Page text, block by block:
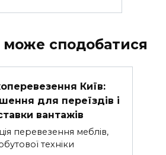
сподобатися
Київ:
для переїздів і
вантажів
перевезення меблів,
техніки